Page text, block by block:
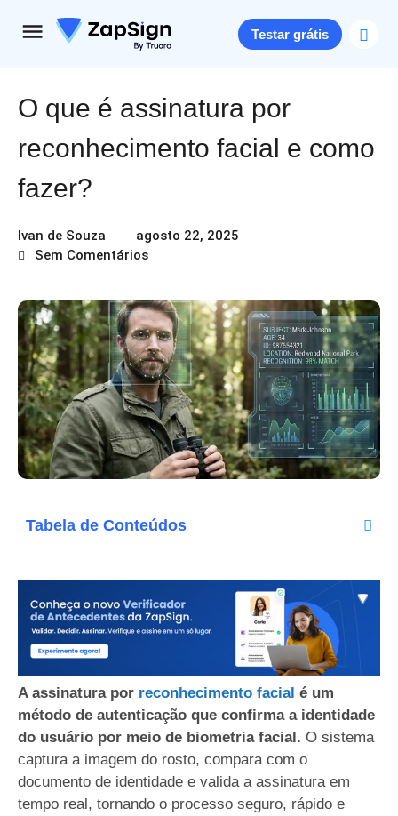
Testar grátis
O que é assinatura por
reconhecimento facial​ e como
fazer?
Ivan de Souza
agosto 22, 2025
Sem Comentários
Tabela de Conteúdos
A assinatura por reconhecimento facial é um
método de autenticação que confirma a identidade
do usuário por meio de biometria facial. O sistema
captura a imagem do rosto, compara com o
documento de identidade e valida a assinatura em
tempo real, tornando o processo seguro, rápido e